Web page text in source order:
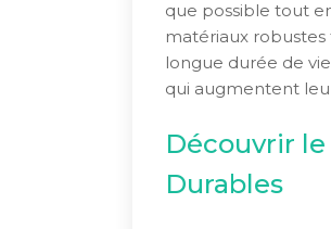
que possible tout
matériaux
longue durée de
qui augmentent
Découvrir
Durables